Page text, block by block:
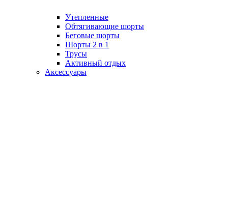
Утепленные
Обтягивающие шорты
Беговые шорты
Шорты 2 в 1
Трусы
Активный отдых
Аксессуары